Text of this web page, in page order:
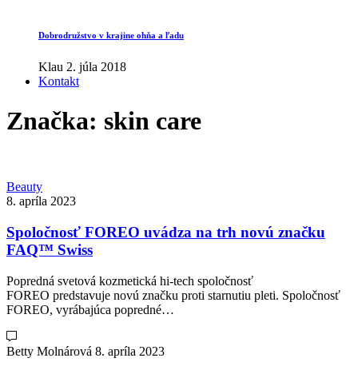
Dobrodružstvo v krajine ohňa a ľadu
Klau 2. júla 2018
Kontakt
Značka: skin care
Beauty
8. apríla 2023
Spoločnosť FOREO uvádza na trh novú značku
FAQ™ Swiss
Popredná svetová kozmetická hi-tech spoločnosť
FOREO predstavuje novú značku proti starnutiu pleti. Spoločnosť
FOREO, vyrábajúca popredné…
Betty Molnárová 8. apríla 2023